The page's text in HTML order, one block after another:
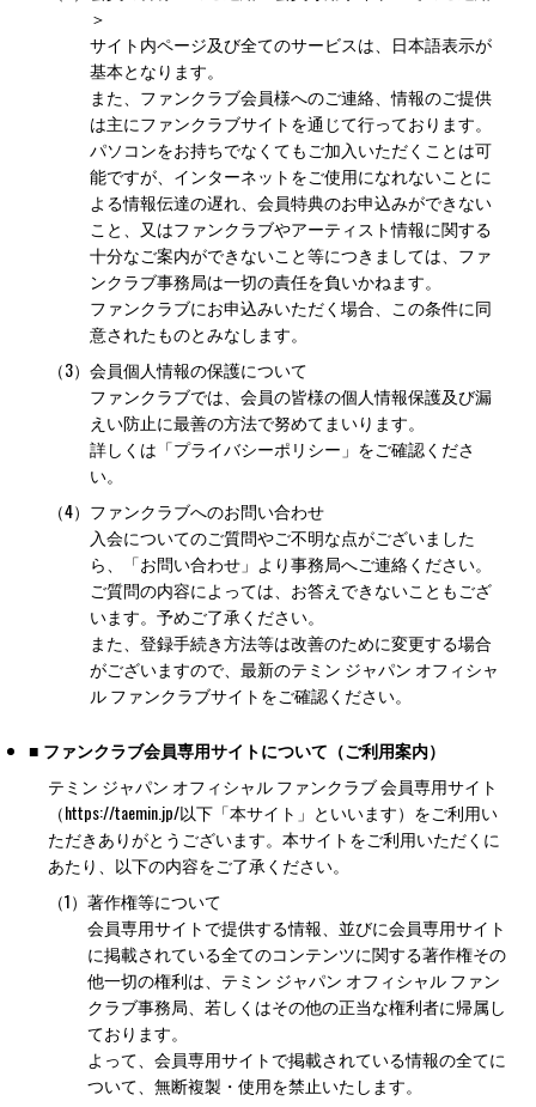
＞
サイト内ページ及び全てのサービスは、日本語表示が
基本となります。
また、ファンクラブ会員様へのご連絡、情報のご提供
は主にファンクラブサイトを通じて行っております。
パソコンをお持ちでなくてもご加入いただくことは可
能ですが、インターネットをご使用になれないことに
よる情報伝達の遅れ、会員特典のお申込みができない
こと、又はファンクラブやアーティスト情報に関する
十分なご案内ができないこと等につきましては、ファ
ンクラブ事務局は一切の責任を負いかねます。
ファンクラブにお申込みいただく場合、この条件に同
意されたものとみなします。
（3） 会員個人情報の保護について
ファンクラブでは、会員の皆様の個人情報保護及び漏
えい防止に最善の方法で努めてまいります。
詳しくは「プライバシーポリシー」をご確認くださ
い。
（4） ファンクラブへのお問い合わせ
入会についてのご質問やご不明な点がございました
ら、「お問い合わせ」より事務局へご連絡ください。
ご質問の内容によっては、お答えできないこともござ
います。予めご了承ください。
また、登録手続き方法等は改善のために変更する場合
がございますので、最新のテミン ジャパン オフィシャ
ル ファンクラブサイトをご確認ください。
■ ファンクラブ会員専用サイトについて（ご利用案内）
テミン ジャパン オフィシャル ファンクラブ 会員専用サイト
（https://taemin.jp/以下「本サイト」といいます）をご利用い
ただきありがとうございます。本サイトをご利用いただくに
あたり、以下の内容をご了承ください。
（1） 著作権等について
会員専用サイトで提供する情報、並びに会員専用サイト
に掲載されている全てのコンテンツに関する著作権その
他一切の権利は、テミン ジャパン オフィシャル ファン
クラブ事務局、若しくはその他の正当な権利者に帰属し
ております。
よって、会員専用サイトで掲載されている情報の全てに
ついて、無断複製・使用を禁止いたします。